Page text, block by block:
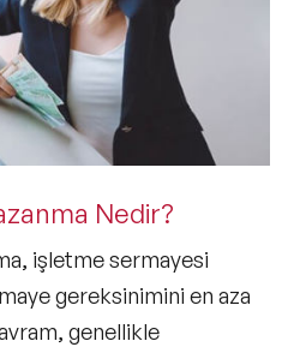
Nedir?
işletme sermayesi
gereksinimini en aza
genellikle